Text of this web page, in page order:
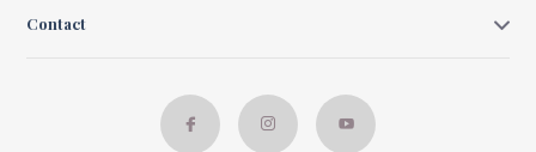
Contact